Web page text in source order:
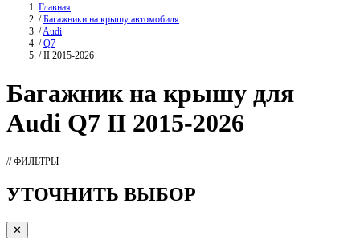
Главная
/ Багажники на крышу автомобиля
/Audi
/ Q7
/ II 2015-2026
Багажникна крышу для
Audi Q7 II 2015-2026
// ФИЛЬТРЫ
УТОЧНИТЬ ВЫБОР
✕